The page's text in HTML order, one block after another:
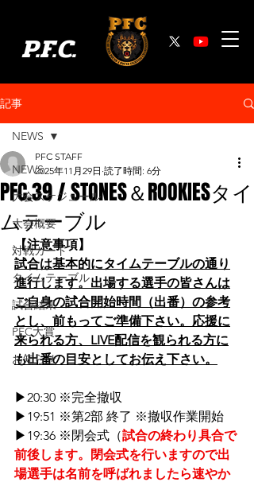
P.F.C.
記事
NEWS
大会スケジュール
大会概要
対戦カード
タイムテーブル
試合結果
PFC大賞
お知らせ
NEWS
PFC.39 / STONES＆ROOKIESタイ
ムテーブル
PFC STAFF
2025年11月29日 読了時間: 6分
【注意事項】
試合は基本的にタイムテーブルの通り
進行します。出場する選手の皆さんは
ご自身の試合開始時間（出番）の参考
とし、前もってご準備下さい。応援に
来られる方、LIVE配信を観られる方に
も出番の目安としてお伝え下さい。
▶20:30 ※完全撤収
▶19:51 ※第2部 終了 ※撤収作業開始
▶19:36 ※閉会式（試合の終わり具合で
前後します。閉会式を行いますので出
場選手は名前を呼ばれましたら速やか